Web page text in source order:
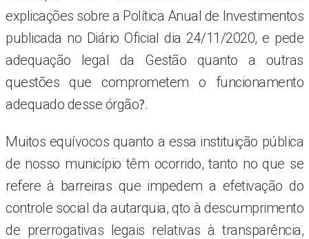
explicações sobre a Política Anual de Investimentos
publicada no Diário Oficial dia 24/11/2020, e pede
adequação legal da Gestão quanto a outras
questões que comprometem o funcionamento
adequado desse órgão?.
Muitos equívocos quanto a essa instituição pública
de nosso município têm ocorrido, tanto no que se
refere à barreiras que impedem a efetivação do
controle social da autarquia, qto à descumprimento
de prerrogativas legais relativas à transparência,